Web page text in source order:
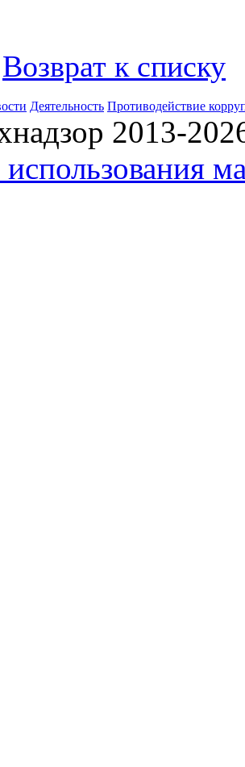
Возврат к списку
Деятельность Противодействие
2013-